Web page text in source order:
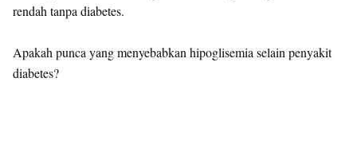
rendah tanpa diabetes.
Apakah punca yang menyebabkan hipoglisemia selain penyakit
diabetes?